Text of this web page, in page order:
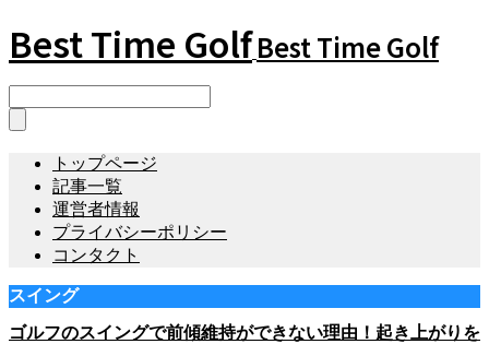
Best Time GolfBest Time Golf
トップページ
記事一覧
運営者情報
プライバシーポリシー
コンタクト
スイング
ゴルフのスイングで前傾維持ができない理由！起き上がりを